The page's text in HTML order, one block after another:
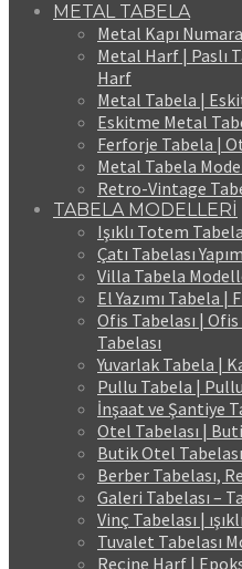
METAL TABELA
Metal Kapı
Metal Harf | Paslı
Harf
Metal Tabela |
Eskitme Metal
Ferforje Tabela |
Metal Tabela
Retro-Vintage
TABELA MODELLERİ
Işıklı Totem
Çatı Tabelası
Villa Tabela
El Yazımı Tabela |
Ofis Tabelası |
Tabelası
Yuvarlak Tabela |
Pullu Tabela |
İnşaat ve Şantiye
Otel Tabelası |
Butik Otel Tabelası
Berber Tabelası,
Galeri Tabelası –
Vinç Tabelası |
Tuvalet Tabelası
Reçine Harf |